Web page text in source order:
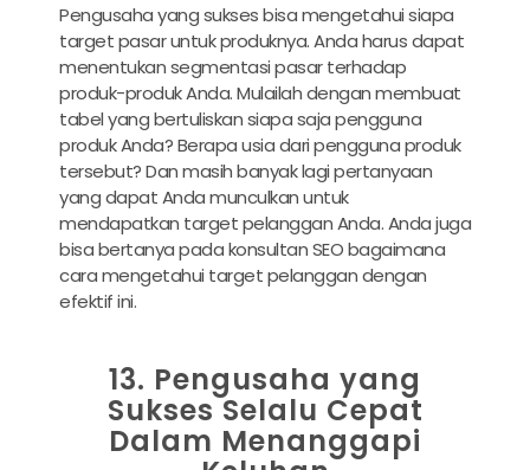
Pengusaha yang sukses bisa mengetahui siapa
target pasar untuk produknya. Anda harus dapat
menentukan segmentasi pasar terhadap
produk-produk Anda. Mulailah dengan membuat
tabel yang bertuliskan siapa saja pengguna
produk Anda? Berapa usia dari pengguna produk
tersebut? Dan masih banyak lagi pertanyaan
yang dapat Anda munculkan untuk
mendapatkan target pelanggan Anda. Anda juga
bisa bertanya pada konsultan SEO bagaimana
cara mengetahui target pelanggan dengan
efektif ini.
13. Pengusaha yang
Sukses Selalu Cepat
Dalam Menanggapi